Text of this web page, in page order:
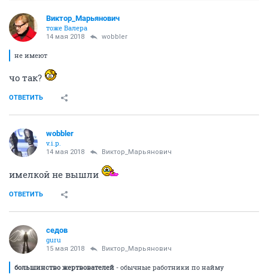
Виктор_Марьянович
тоже Валера
14 мая 2018 wobbler
не имеют
чо так?
ОТВЕТИТЬ
wobbler
v.i.p.
14 мая 2018 Виктор_Марьянович
имелкой не вышли
ОТВЕТИТЬ
седов
guru
15 мая 2018 Виктор_Марьянович
большинство жертвователей - обычные работники по найму